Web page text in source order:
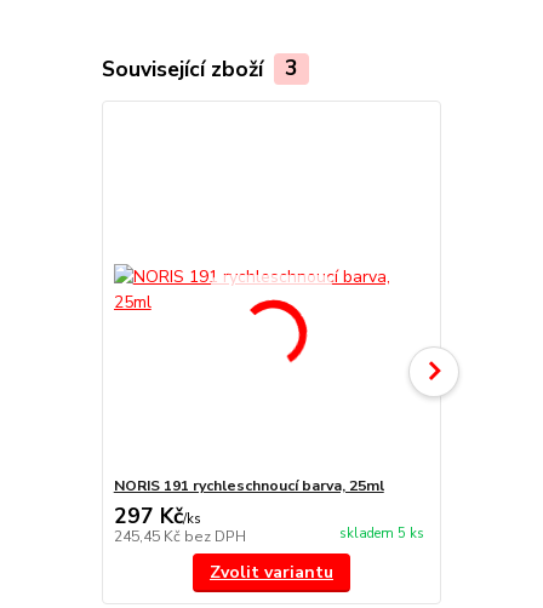
Související zboží 3
NORIS 191 rychleschnoucí barva, 25ml
297 Kč/ks
245,45 Kč bez DPH skladem 5 ks
Zvolit variantu